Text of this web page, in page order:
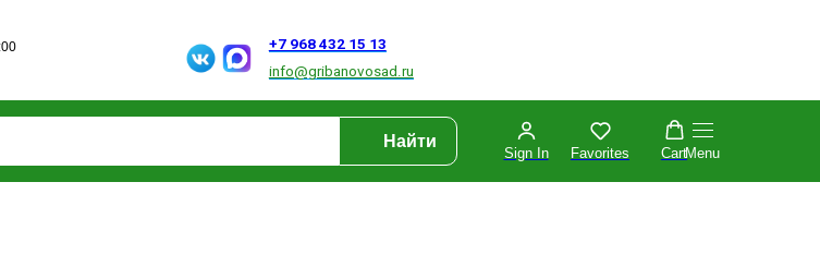
info@gribanovosad.ru
+7 968 432 15 13
Найти
Sign In Favorites CartMenu